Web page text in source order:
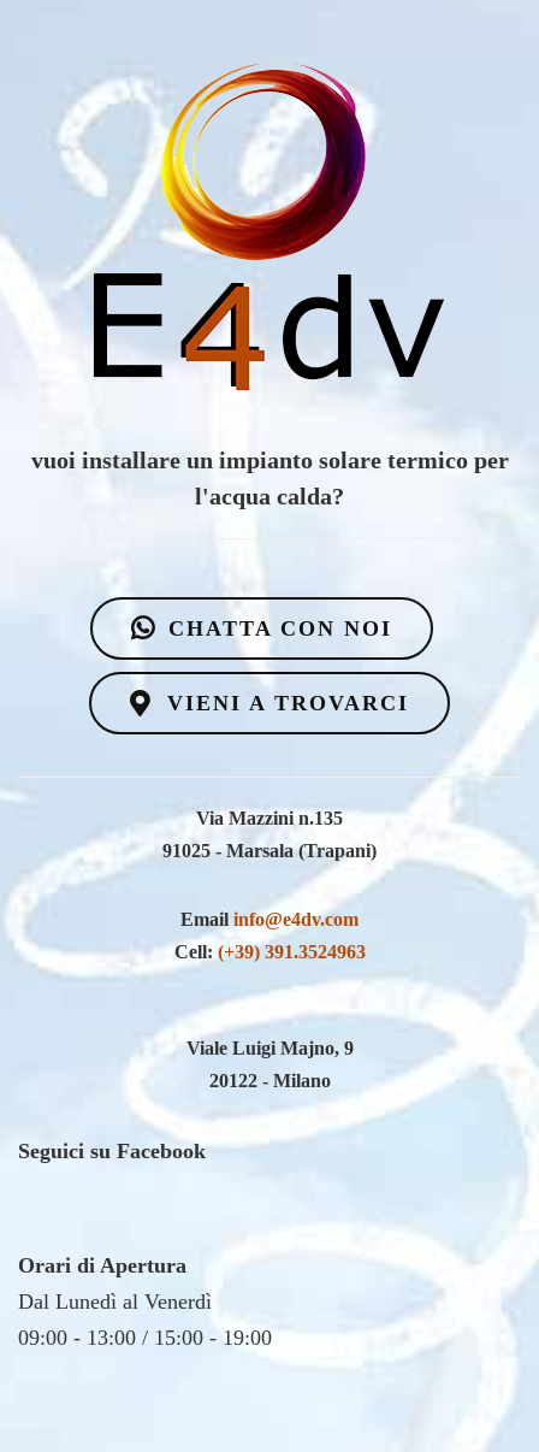
vuoi scoprire i vantaggi di un impianto eolico?
CHATTA CON NOI
VIENI A TROVARCI
Via Mazzini n.135
91025 - Marsala (Trapani)
info@e4dv.com
Cell:(+39) 391.3524963
Viale Luigi Majno, 9
20122 - Milano
Seguici su Facebook
Dal Lunedì al Venerdì
09:00 - 13:00 / 15:00 - 19:00